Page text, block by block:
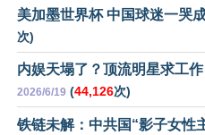
美加墨世界杯 中国球迷一哭
次)
内娱天塌了？顶流明星求工
2026/6/19 (44,126次)
铁链未解：中共国“影子女性